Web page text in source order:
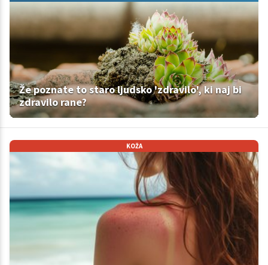
Že poznate to staro ljudsko 'zdravilo', ki naj bi
zdravilo rane?
KOŽA